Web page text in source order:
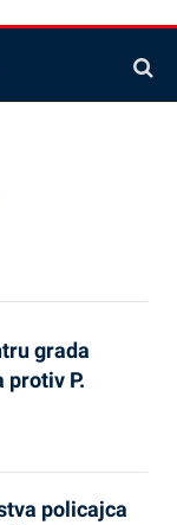
grada
protiv P.
policajca